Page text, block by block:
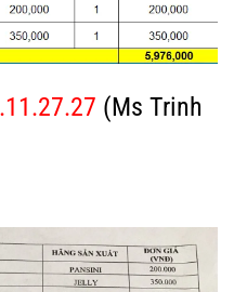
(Ms Trinh